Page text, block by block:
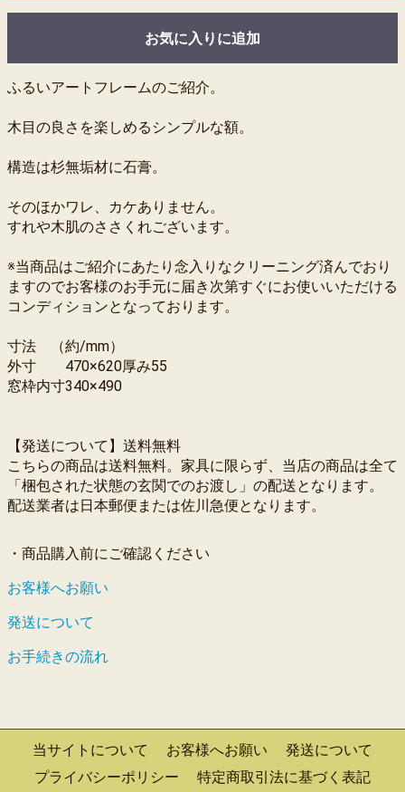
お気に入りに追加
ふるいアートフレームのご紹介。
木目の良さを楽しめるシンプルな額。
構造は杉無垢材に石膏。
そのほかワレ、カケありません。
すれや木肌のささくれございます。
※当商品はご紹介にあたり念入りなクリーニング済んでおり
ますのでお客様のお手元に届き次第すぐにお使いいただける
コンディションとなっております。
寸法 （約/mm）
外寸 470×620厚み55
窓枠内寸340×490
【発送について】送料無料
こちらの商品は送料無料。家具に限らず、当店の商品は全て
「梱包された状態の玄関でのお渡し」の配送となります。
配送業者は日本郵便または佐川急便となります。
・商品購入前にご確認ください
お客様へお願い
発送について
お手続きの流れ
当サイトについて お客様へお願い
発送について
プライバシーポリシー
特定商取引法に基づく表記